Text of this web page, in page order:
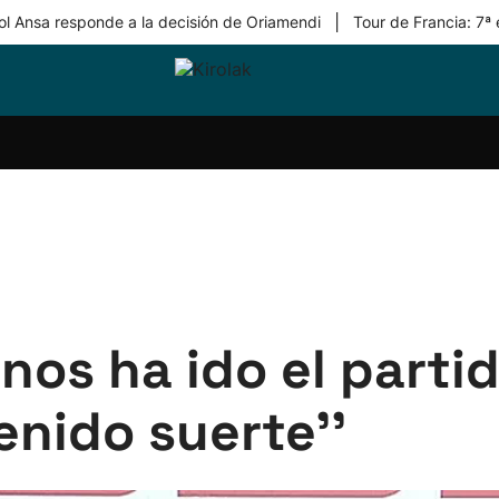
Ansa responde a la decisión de Oriamendi Tour de Francia: 7ª
Equipos
ha ido el
suerte''